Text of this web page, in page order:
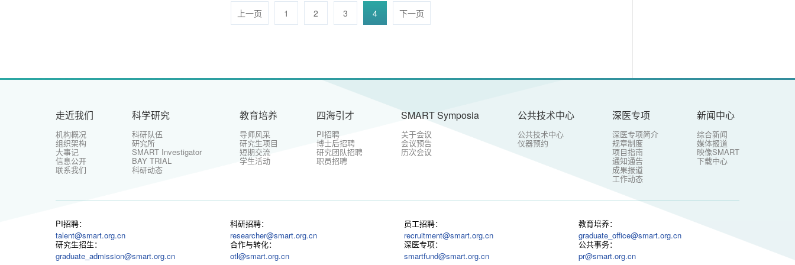
上一页 1 2 3 4 下一页
走近我们
机构概况
组织架构
大事记
信息公开
联系我们
科学研究
科研队伍
研究所
SMART Investigator
BAY TRIAL
科研动态
教育培养
导师风采
研究生项目
短期交流
学生活动
四海引才
PI招聘
博士后招聘
研究团队招聘
职员招聘
SMART Symposia
关于会议
会议预告
历次会议
公共技术中心
公共技术中心
仪器预约
深医专项
深医专项简介
规章制度
项目指南
通知通告
成果报道
工作动态
新闻中心
综合新闻
媒体报道
映像SMART
下载中心
PI招聘：
talent@smart.org.cn
科研招聘：
researcher@smart.org.cn
员工招聘：
recruitment@smart.org.cn
教育培养：
graduate_office@smart.org.cn
研究生招生：
graduate_admission@smart.org.cn
合作与转化：
otl@smart.org.cn
深医专项：
smartfund@smart.org.cn
公共事务：
pr@smart.org.cn